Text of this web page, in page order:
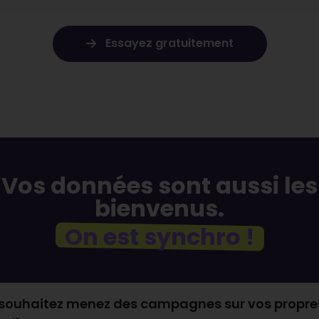
Essayez gratuitement
Vos données sont aussi les
bienvenus.
On est synchro !
menez des campagnes sur vos